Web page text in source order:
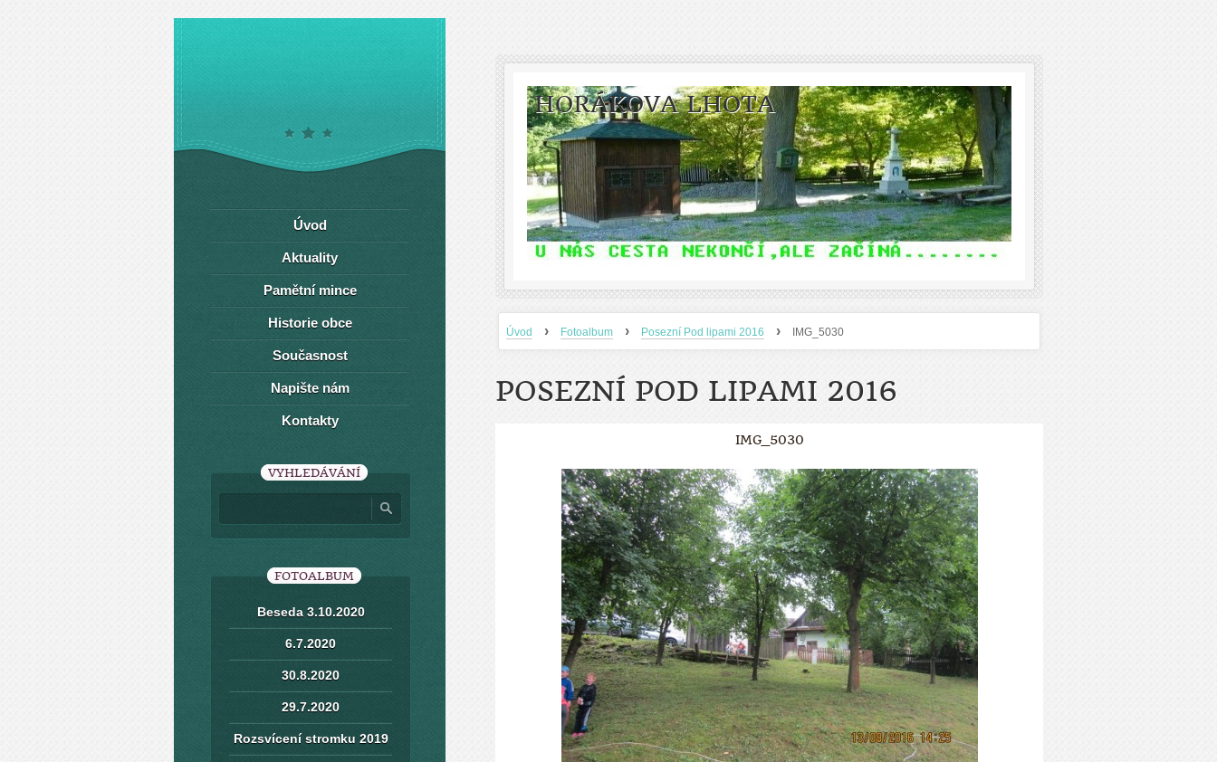
HORÁKOVA LHOTA
Úvod › Fotoalbum › Posezní Pod lipami 2016 › IMG_5030
POSEZNÍ POD LIPAMI 2016
IMG_5030
Úvod
Aktuality
Pamětní mince
Historie obce
Současnost
Napište nám
Kontakty
VYHLEDÁVÁNÍ
FOTOALBUM
Beseda 3.10.2020
6.7.2020
30.8.2020
29.7.2020
Rozsvícení stromku 2019